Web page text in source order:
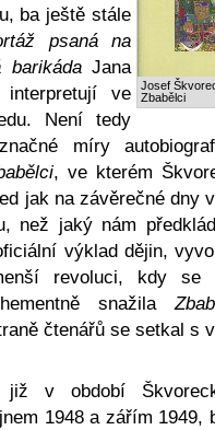
Josef
Zbabělci
ba ještě stále
psaná na
barikádaJana
ve
Není tedy
míry
, ve kterém
jak na závěrečné dny
než jaký nám
výklad dějin,
revoluci, kdy se
snažila
čtenářů se setkal s
v období
1948 a zářím 1949,